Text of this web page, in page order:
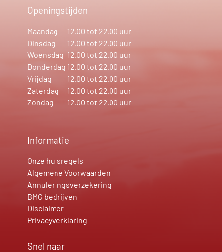
Openingstijden
Maandag
12.00 tot 22.00 uur
Dinsdag
12.00 tot 22.00 uur
Woensdag 12.00 tot 22.00 uur
Donderdag 12.00 tot 22.00 uur
Vrijdag
12.00 tot 22.00 uur
Zaterdag
12.00 tot 22.00 uur
Zondag
12.00 tot 22.00 uur
Informatie
Onze huisregels
Algemene Voorwaarden
Annuleringsverzekering
BMG bedrijven
Disclaimer
Privacyverklaring
Snel naar